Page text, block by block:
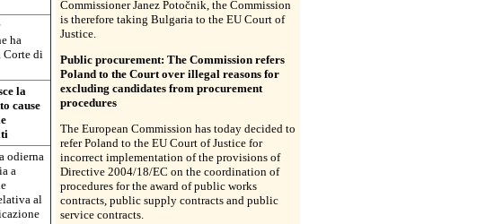
ha
Corte di
la
cause
odierna
a
al
Commissioner Janez Potočnik, the Commission
is therefore taking Bulgaria to the EU Court of
Justice.
Public procurement: The Commission refers
Poland to the Court over illegal reasons for
excluding candidates from procurement
procedures
The European Commission has today decided to
refer Poland to the EU Court of Justice for
incorrect implementation of the provisions of
Directive 2004/18/EC on the coordination of
procedures for the award of public works
contracts, public supply contracts and public
service contracts.